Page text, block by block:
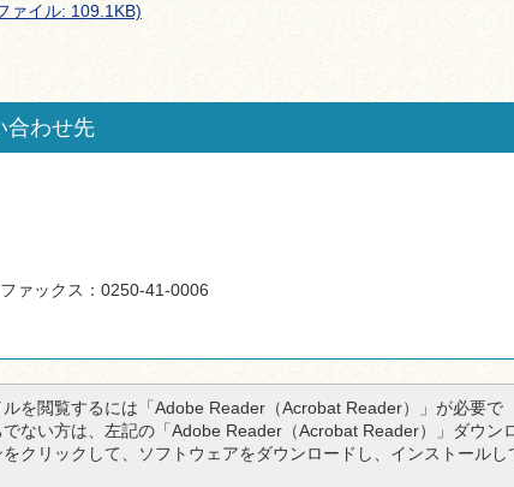
ァイル: 109.1KB)
合わせ先
ァックス：0250-41-0006
ルを閲覧するには「Adobe Reader（Acrobat Reader）」が必要で
ない方は、左記の「Adobe Reader（Acrobat Reader）」ダウン
クリックして、ソフトウェアをダウンロードし、インストールし